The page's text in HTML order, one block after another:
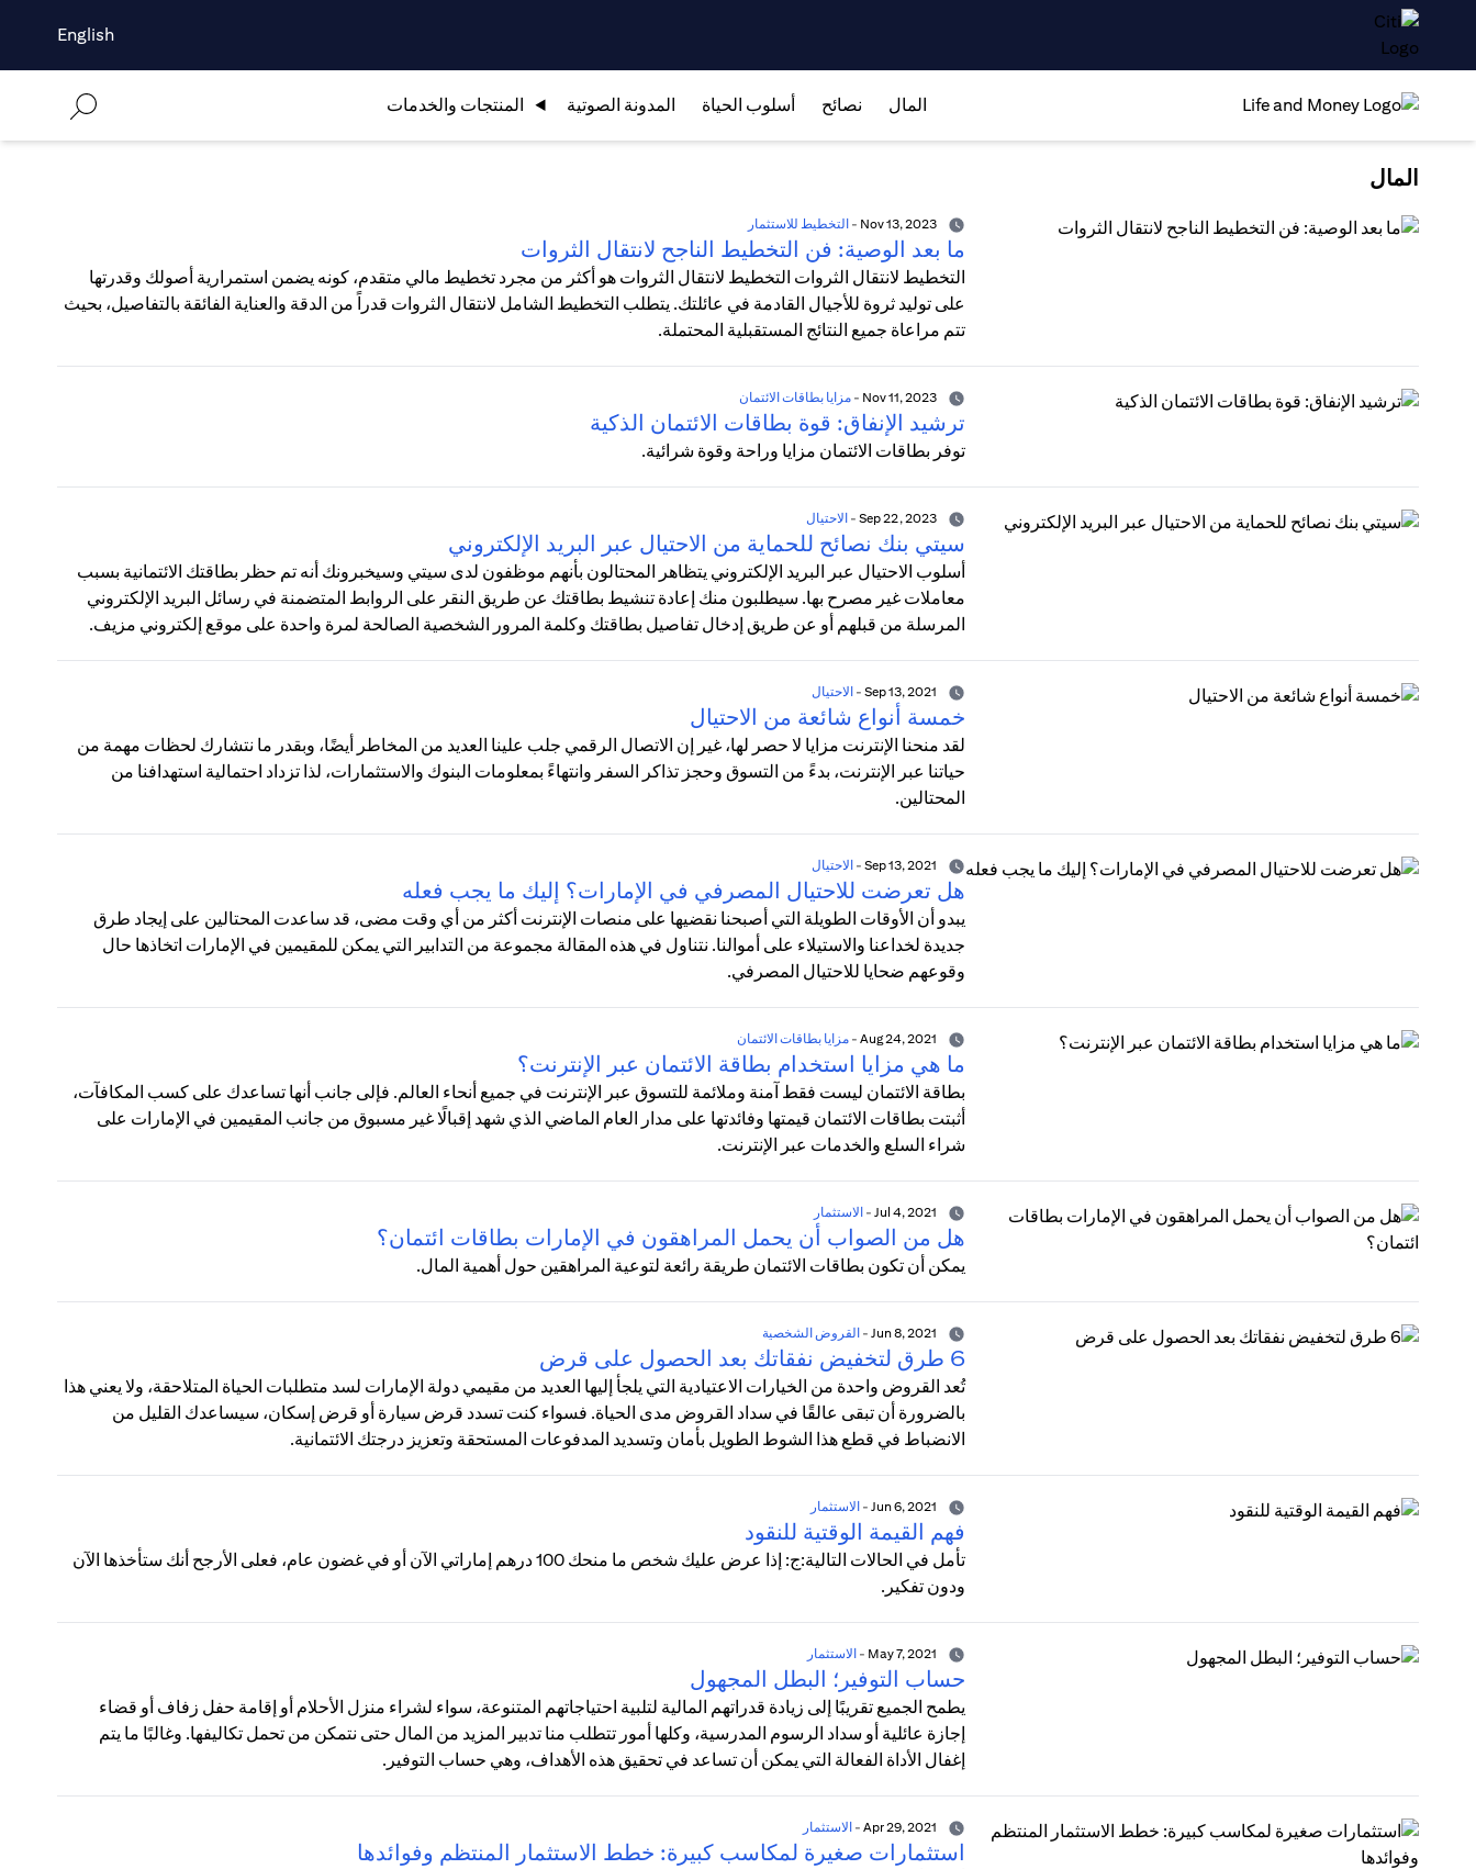
English
المال نصائح أسلوب الحياة المدونة الصوتية المنتجات والخدمات
المال
Nov 13, 2023
-التخطيط للاستثمار
ما بعد الوصية: فن التخطيط الناجح لانتقال الثروات
التخطيط لانتقال الثروات التخطيط لانتقال الثروات هو أكثر من مجرد تخطيط مالي متقدم، كونه يضمن استمرارية أصولك وقدرتها
على توليد ثروة للأجيال القادمة في عائلتك. يتطلب التخطيط الشامل لانتقال الثروات قدراً من الدقة والعناية الفائقة بالتفاصيل، بحيث
تتم مراعاة جميع النتائج المستقبلية المحتملة.
Nov 11, 2023
-مزايا بطاقات الائتمان
ترشيد الإنفاق: قوة بطاقات الائتمان الذكية
توفر بطاقات الائتمان مزايا وراحة وقوة شرائية.
Sep 22, 2023
-الاحتيال
سيتي بنك نصائح للحماية من الاحتيال عبر البريد الإلكتروني
أسلوب الاحتيال عبر البريد الإلكتروني يتظاهر المحتالون بأنهم موظفون لدى سيتي وسيخبرونك أنه تم حظر بطاقتك الائتمانية بسبب
معاملات غير مصرح بها. سيطلبون منك إعادة تنشيط بطاقتك عن طريق النقر على الروابط المتضمنة في رسائل البريد الإلكتروني
المرسلة من قبلهم أو عن طريق إدخال تفاصيل بطاقتك وكلمة المرور الشخصية الصالحة لمرة واحدة على موقع إلكتروني مزيف.
-الاحتيال
خمسة أنواع شائعة من الاحتيال
لقد منحنا الإنترنت مزايا لا حصر لها، غير إن الاتصال الرقمي جلب علينا العديد من المخاطر أيضًا، وبقدر ما نتشارك لحظات مهمة من
حياتنا عبر الإنترنت، بدءً من التسوق وحجز تذاكر السفر وانتهاءً بمعلومات البنوك والاستثمارات، لذا تزداد احتمالية استهدافنا من
المحتالين.
-الاحتيال
هل تعرضت للاحتيال المصرفي في الإمارات؟ إليك ما يجب فعله
يبدو أن الأوقات الطويلة التي أصبحنا نقضيها على منصات الإنترنت أكثر من أي وقت مضى، قد ساعدت المحتالين على إيجاد طرق
جديدة لخداعنا والاستيلاء على أموالنا. نتناول في هذه المقالة مجموعة من التدابير التي يمكن للمقيمين في الإمارات اتخاذها حال
وقوعهم ضحايا للاحتيال المصرفي.
-مزايا بطاقات الائتمان
ما هي مزايا استخدام بطاقة الائتمان عبر الإنترنت؟
بطاقة الائتمان ليست فقط آمنة وملائمة للتسوق عبر الإنترنت في جميع أنحاء العالم. فإلى جانب أنها تساعدك على كسب المكافآت،
أثبتت بطاقات الائتمان قيمتها وفائدتها على مدار العام الماضي الذي شهد إقبالًا غير مسبوق من جانب المقيمين في الإمارات على
شراء السلع والخدمات عبر الإنترنت.
-الاستثمار
هل من الصواب أن يحمل المراهقون في الإمارات بطاقات ائتمان؟
يمكن أن تكون بطاقات الائتمان طريقة رائعة لتوعية المراهقين حول أهمية المال.
-القروض الشخصية
6 طرق لتخفيض نفقاتك بعد الحصول على قرض
تُعد القروض واحدة من الخيارات الاعتيادية التي يلجأ إليها العديد من مقيمي دولة الإمارات لسد متطلبات الحياة المتلاحقة، ولا يعني هذا
بالضرورة أن تبقى عالقًا في سداد القروض مدى الحياة. فسواء كنت تسدد قرض سيارة أو قرض إسكان، سيساعدك القليل من
الانضباط في قطع هذا الشوط الطويل بأمان وتسديد المدفوعات المستحقة وتعزيز درجتك الائتمانية.
-الاستثمار
فهم القيمة الوقتية للنقود
تأمل في الحالات التالية:ج: إذا عرض عليك شخص ما منحك 100 درهم إماراتي الآن أو في غضون عام، فعلى الأرجح أنك ستأخذها الآن
ودون تفكير.
-الاستثمار
حساب التوفير؛ البطل المجهول
يطمح الجميع تقريبًا إلى زيادة قدراتهم المالية لتلبية احتياجاتهم المتنوعة، سواء لشراء منزل الأحلام أو إقامة حفل زفاف أو قضاء
إجازة عائلية أو سداد الرسوم المدرسية، وكلها أمور تتطلب منا تدبير المزيد من المال حتى نتمكن من تحمل تكاليفها. وغالبًا ما يتم
إغفال الأداة الفعالة التي يمكن أن تساعد في تحقيق هذه الأهداف، وهي حساب التوفير.
-الاستثمار
استثمارات صغيرة لمكاسب كبيرة: خطط الاستثمار المنتظم وفوائدها